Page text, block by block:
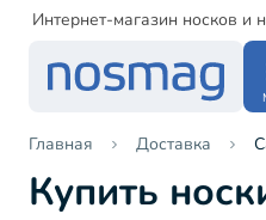
Интернет-магазин носков и
Главная Доставка
Купить